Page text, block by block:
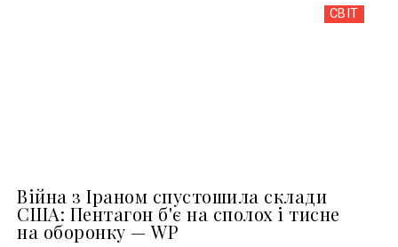
СВІТ
Війна з Іраном спустошила склади
США: Пентагон б'є на сполох і тисне
на оборонку — WP